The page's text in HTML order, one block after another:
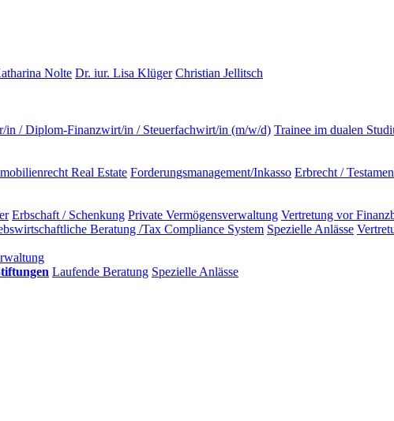
Nolte Dr. iur. Lisa Klüger Christian Jellitsch
in / Diplom-Finanzwirt/in / Steuerfachwirt/in (m/w/d) Trainee im dualen
Real Estate Forderungsmanagement/Inkasso Erbrecht /
Erbschaft / Schenkung Private Vermögensverwaltung Vertretung vor
Beratung /Tax Compliance System Spezielle Anlässe
Laufende Beratung Spezielle Anlässe